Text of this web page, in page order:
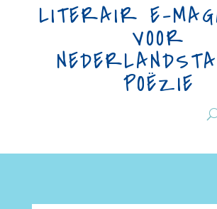
LITERAIR E-
VOOR
POËZIE